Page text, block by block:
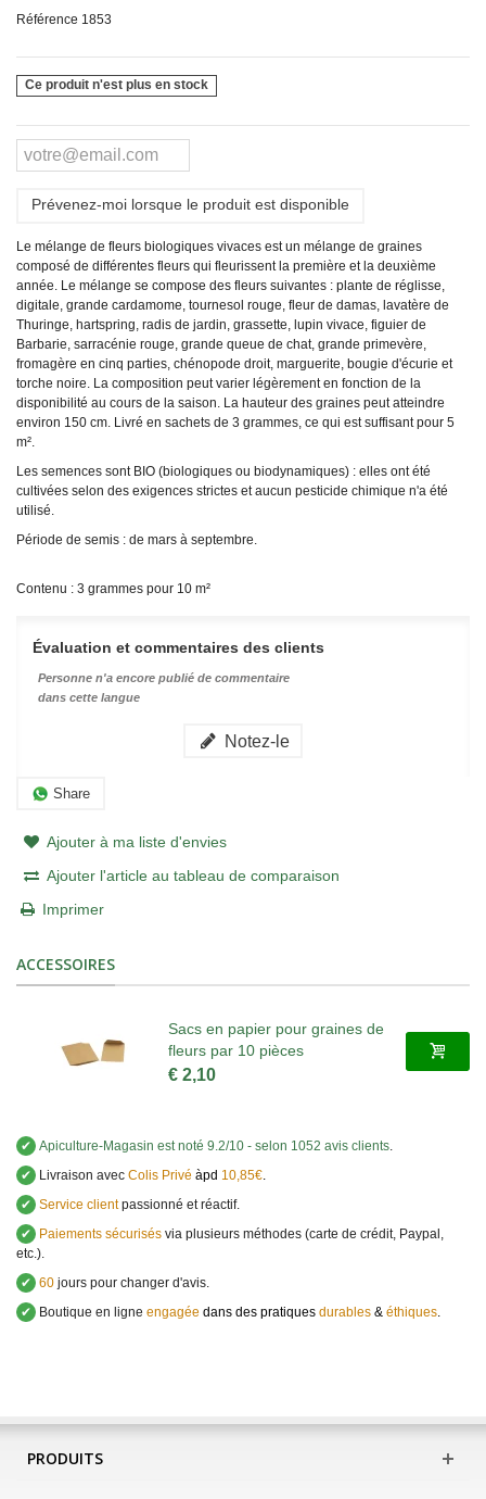
Référence 1853
Ce produit n'est plus en stock
Prévenez-moi lorsque le produit est disponible
Le mélange de fleurs biologiques vivaces est un mélange de graines
composé de différentes fleurs qui fleurissent la première et la deuxième
année. Le mélange se compose des fleurs suivantes : plante de réglisse,
digitale, grande cardamome, tournesol rouge, fleur de damas, lavatère de
Thuringe, hartspring, radis de jardin, grassette, lupin vivace, figuier de
Barbarie, sarracénie rouge, grande queue de chat, grande primevère,
fromagère en cinq parties, chénopode droit, marguerite, bougie d'écurie et
torche noire. La composition peut varier légèrement en fonction de la
disponibilité au cours de la saison. La hauteur des graines peut atteindre
environ 150 cm. Livré en sachets de 3 grammes, ce qui est suffisant pour 5
m².
Les semences sont BIO (biologiques ou biodynamiques) : elles ont été
cultivées selon des exigences strictes et aucun pesticide chimique n'a été
utilisé.
Période de semis : de mars à septembre.
Contenu : 3 grammes pour 10 m²
Évaluation et commentaires des clients
Personne n'a encore publié de commentaire
dans cette langue
Notez-le
Share
Ajouter à ma liste d'envies
Ajouter l'article au tableau de comparaison
Imprimer
ACCESSOIRES
Sacs en papier pour graines de
fleurs par 10 pièces
€ 2,10
✔ Apiculture-Magasin est noté 9.2/10 - selon 1052 avis clients.
✔
Livraison avec Colis Privé àpd 10,85€.
✔ Service clientpassionné et réactif.
✔
Paiements sécurisés via plusieurs méthodes (carte de crédit, Paypal,
etc.).
✔ 60 jours pour changer d'avis.
✔
Boutique en ligne engagée dans des pratiques durables & éthiques.
PRODUITS